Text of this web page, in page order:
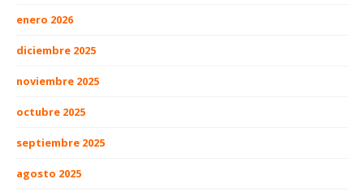
enero 2026
diciembre 2025
noviembre 2025
octubre 2025
septiembre 2025
agosto 2025